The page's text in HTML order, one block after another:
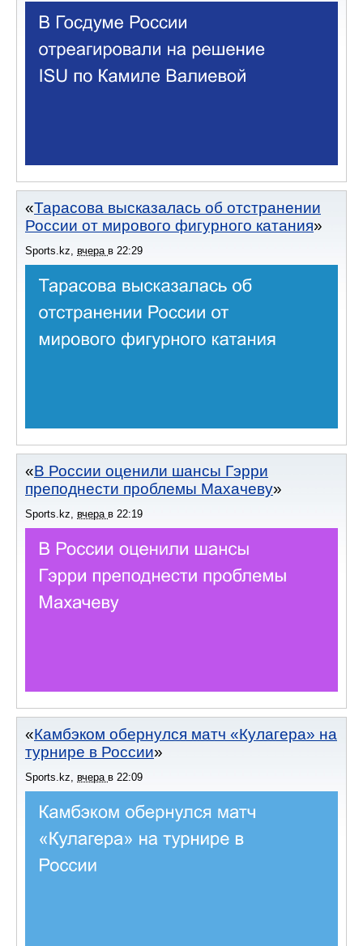
Тарасова высказалась об отстранении
России от мирового фигурного катания
Sports.kz вчера в 22:29
В России оценили шансы Гэрри
преподнести проблемы Махачеву
Sports.kz вчера в 22:19
Камбэком обернулся матч «Кулагера» на
турнире в России
Sports.kz вчера в 22:09